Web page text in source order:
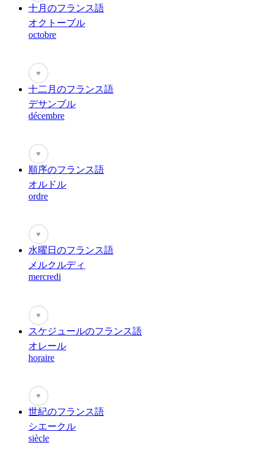
十月のフランス語
オクトーブル
octobre
♥
十二月のフランス語
デサンブル
décembre
♥
順序のフランス語
オルドル
ordre
♥
水曜日のフランス語
メルクルディ
mercredi
♥
スケジュールのフランス語
オレール
horaire
♥
世紀のフランス語
シエークル
siècle